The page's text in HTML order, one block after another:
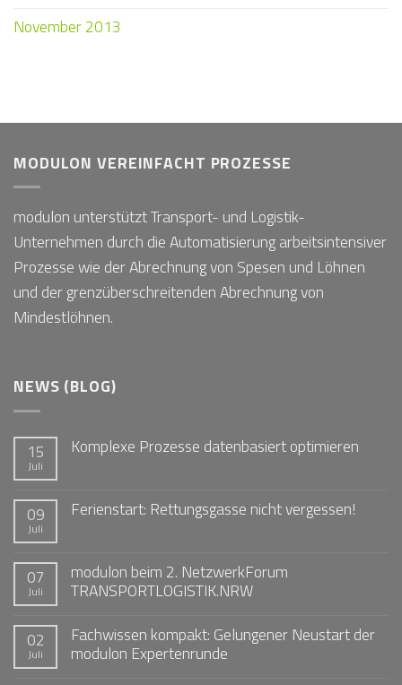
November 2013
MODULON VEREINFACHT PROZESSE
modulon unterstützt Transport- und Logistik-
Unternehmen durch die Automatisierung arbeitsintensiver
Prozesse wie der Abrechnung von Spesen und Löhnen
und der grenzüberschreitenden Abrechnung von
Mindestlöhnen.
NEWS (BLOG)
15
Juli
Komplexe Prozesse datenbasiert optimieren
09
Juli
Ferienstart: Rettungsgasse nicht vergessen!
07
Juli
modulon beim 2. NetzwerkForum
TRANSPORTLOGISTIK.NRW
02
Juli
Fachwissen kompakt: Gelungener Neustart der
modulon Expertenrunde